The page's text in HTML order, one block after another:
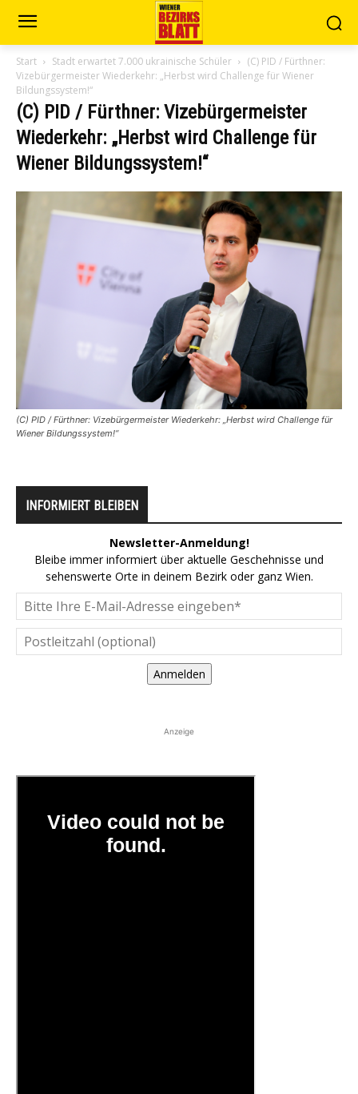
Start Stadt erwartet 7.000 ukrainische Schüler
(C) PID / Fürthner:
Vizebürgermeister Wiederkehr: „Herbst wird Challenge für Wiener
Bildungssystem!“
(C) PID / Fürthner: Vizebürgermeister
Wiederkehr: „Herbst wird Challenge für
Wiener Bildungssystem!“
(C) PID / Fürthner: Vizebürgermeister Wiederkehr: „Herbst wird Challenge für
Wiener Bildungssystem!“
INFORMIERT BLEIBEN
Newsletter-Anmeldung!
Bleibe immer informiert über aktuelle Geschehnisse und
sehenswerte Orte in deinem Bezirk oder ganz Wien.
Anmelden
Anzeige